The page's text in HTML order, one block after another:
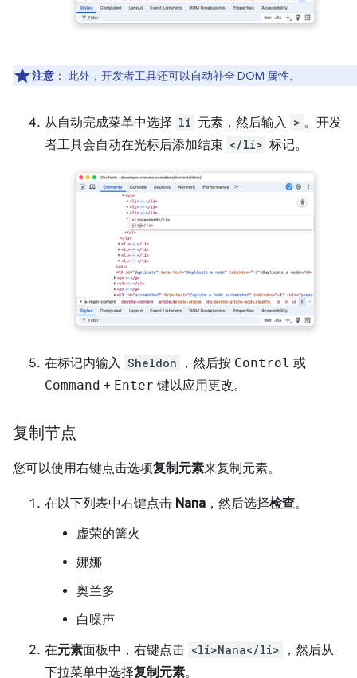
注意 ： 此外，开发者工具还可以自动补全 DOM 属性。
从自动完成菜单中选择 li 元素，然后输入 > 。开发
者工具会自动在光标后添加结束 </li> 标记。
在标记内输入 Sheldon ，然后按 Control 或
Command + Enter 键以应用更改。
复制节点
您可以使用右键点击选项复制元素来复制元素。
在以下列表中右键点击 Nana ，然后选择检查。
虚荣的篝火
娜娜
奥兰多
白噪声
在元素面板中，右键点击 <li>Nana</li>
，然后从
下拉菜单中选择复制元素。